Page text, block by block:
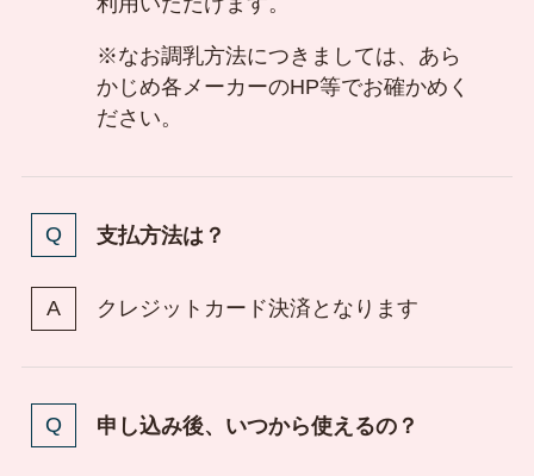
※なお調乳方法につきましては、あら
かじめ各メーカーのHP等でお確かめく
ださい。
支払方法は？
クレジットカード決済となります
申し込み後、いつから使えるの？